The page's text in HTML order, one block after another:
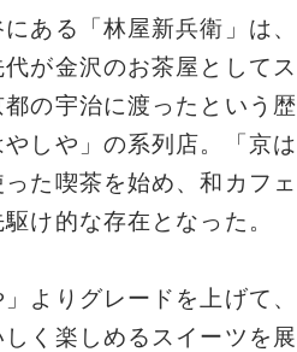
ある「林屋新兵衛」は、
が金沢のお茶屋としてス
の宇治に渡ったという歴
しや」の系列店。「京は
た喫茶を始め、和カフェ
け的な存在となった。
よりグレードを上げて、
く楽しめるスイーツを展